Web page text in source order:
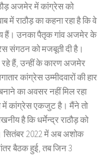
अजमेर में कांग्रेस को
राठौड़ का कहना रहा है कि वे
हैं। उनका पैतृक गांव अजमेर के
संगठन को मजबूती दी है।
हैं, उन्हीं के कारण अजमेर
कांग्रेस उम्मीदवारों की हार
का अवसर नहीं मिल रहा
में कांग्रेस एकजुट है। मैंने तो
है कि धर्मेन्द्र राठौड़ को
सितंबर 2022 में अब अशोक
बैठक हुई, तब जिन 3